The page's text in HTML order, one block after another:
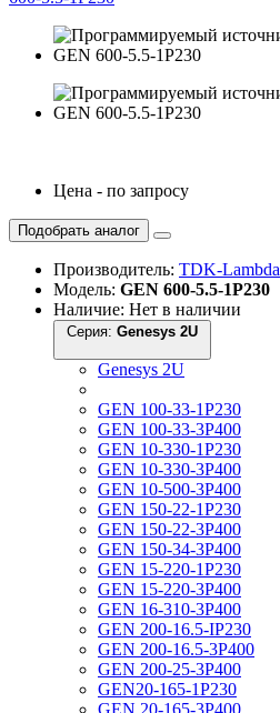
Цена - по запросу
Подобрать аналог
Производитель: TDK-Lambda
Модель: GEN 600-5.5-1P230
Наличие: Нет в наличии
Серия:
Genesys 2U
GEN 100-33-1P230
GEN 100-33-3P400
GEN 10-330-1P230
GEN 10-330-3P400
GEN 10-500-3P400
GEN 150-22-1P230
GEN 150-22-3P400
GEN 150-34-3P400
GEN 15-220-1P230
GEN 15-220-3P400
GEN 16-310-3P400
GEN 200-16.5-IP230
GEN 200-16.5-3P400
GEN 200-25-3P400
GEN20-165-1P230
GEN 20-165-3P400